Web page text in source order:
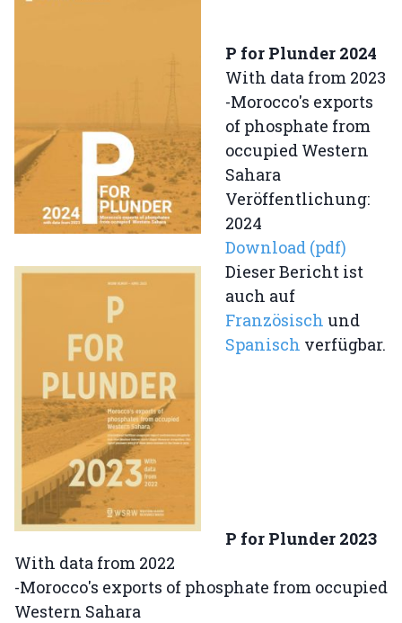
P for Plunder 2024
With data from 2023
-Morocco's exports
of phosphate from
occupied Western
Sahara
Veröffentlichung:
2024
Download (pdf)
Dieser Bericht ist
auch auf
Französisch und
Spanisch verfügbar.
P for Plunder 2023
With data from 2022
-Morocco's exports of phosphate from occupied
Western Sahara